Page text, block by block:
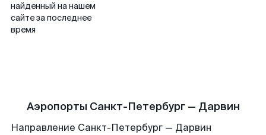
найденный на нашем
сайте за последнее
время
Аэропорты Санкт-Петербург — Дарвин
Направление Санкт-Петербург — Дарвин